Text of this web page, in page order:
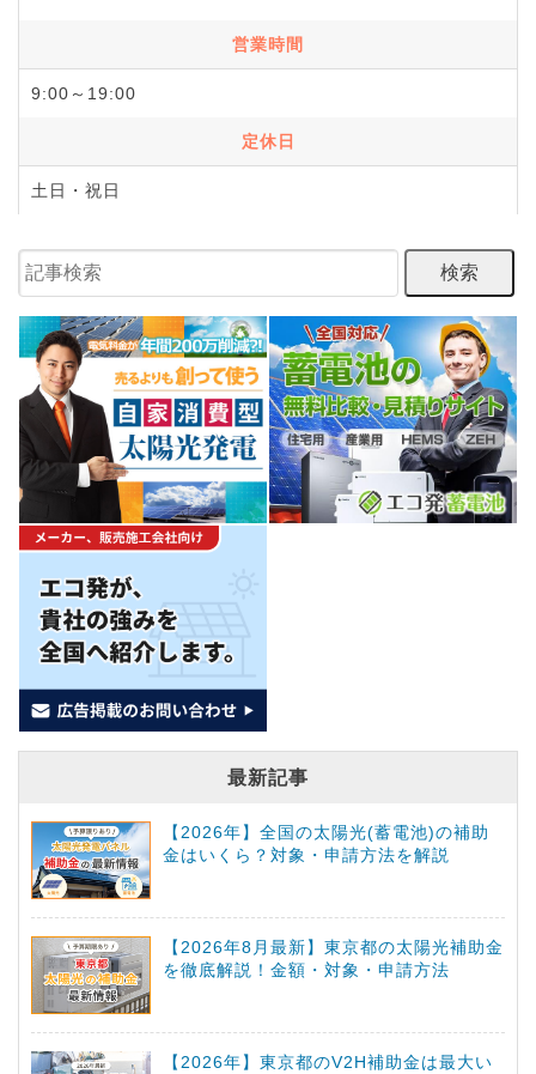
営業時間
9:00～19:00
定休日
土日・祝日
最新記事
【2026年】全国の太陽光(蓄電池)の補助
金はいくら？対象・申請方法を解説
【2026年8月最新】東京都の太陽光補助金
を徹底解説！金額・対象・申請方法
【2026年】東京都のV2H補助金は最大い